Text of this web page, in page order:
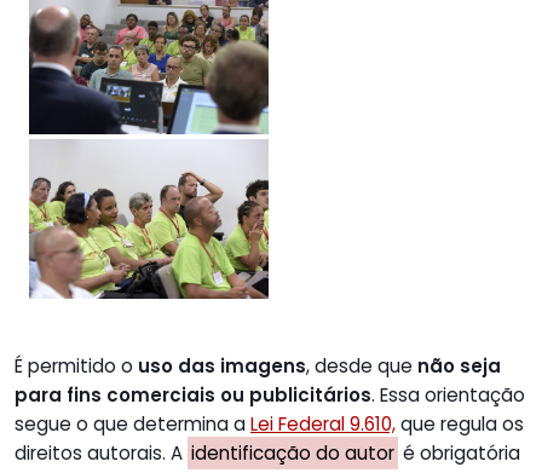
É permitido o uso das imagens, desde que não seja
para fins comerciais ou publicitários. Essa orientação
segue o que determina aLei Federal 9.610,que regula os
direitos autorais. A identificação do autor é obrigatória